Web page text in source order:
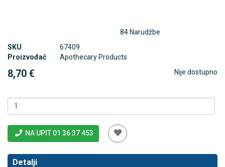
84 Narudžbe
SKU
67409
Proizvođač
Apothecary Products
8,70 € Nije dostupno
NA UPIT 01 36 37 453
Detalji